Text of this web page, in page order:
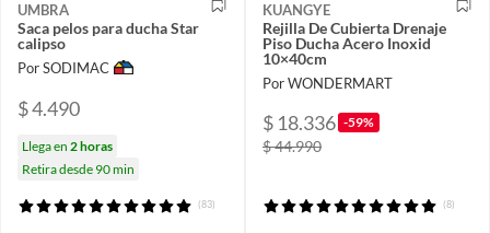
UMBRA
Saca pelos para ducha Star
calipso
Por SODIMAC
$ 4.490
Llega en 2 horas
Retira desde 90 min
(83)
KUANGYE
Rejilla De Cubierta Drenaje
Piso Ducha Acero Inoxid
10×40cm
Por WONDERMART
$ 18.336 -59%
$ 44.990
(8)